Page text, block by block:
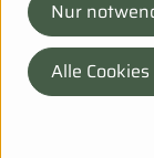
Wir gehen
Nur
Alle